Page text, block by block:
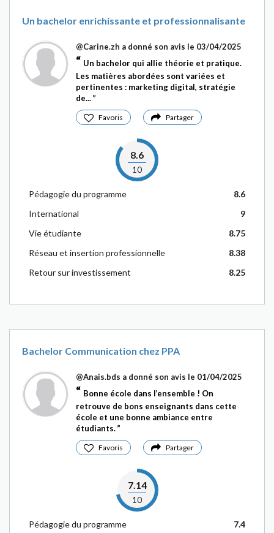
Un bachelor enrichissante et professionnalisante
@Carine.zh a donné son avis le 03/04/2025
Un bachelor qui allie théorie et pratique.
Les matières abordées sont variées et
pertinentes : marketing digital, stratégie
de...
Favoris Partager
8.6
10
Pédagogie du programme
8.6
International
9
Vie étudiante
8.75
Réseau et insertion professionnelle
8.38
Retour sur investissement
8.25
Bachelor Communication chez PPA
@Anais.bds a donné son avis le 01/04/2025
Bonne école dans l’ensemble ! On
retrouve de bons enseignants dans cette
école et une bonne ambiance entre
étudiants.
Favoris Partager
7.14
10
Pédagogie du programme 7.4